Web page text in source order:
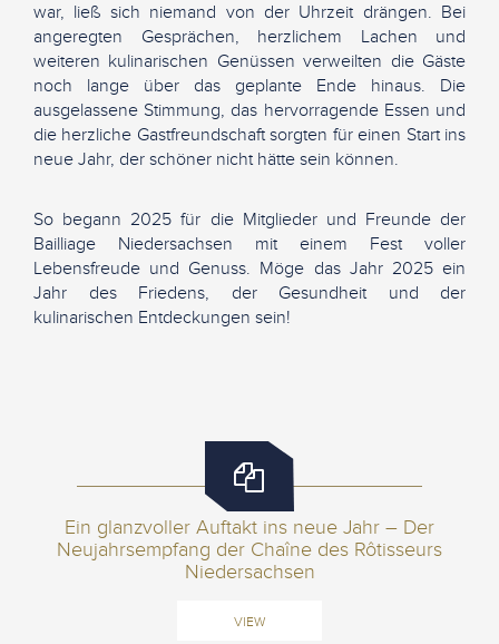
war, ließ sich niemand von der Uhrzeit drängen. Bei
angeregten Gesprächen, herzlichem Lachen und
weiteren kulinarischen Genüssen verweilten die Gäste
noch lange über das geplante Ende hinaus. Die
ausgelassene Stimmung, das hervorragende Essen und
die herzliche Gastfreundschaft sorgten für einen Start ins
neue Jahr, der schöner nicht hätte sein können.
So begann 2025 für die Mitglieder und Freunde der
Bailliage Niedersachsen mit einem Fest voller
Lebensfreude und Genuss. Möge das Jahr 2025 ein
Jahr des Friedens, der Gesundheit und der
kulinarischen Entdeckungen sein!
Ein glanzvoller Auftakt ins neue Jahr – Der
Neujahrsempfang der Chaîne des Rôtisseurs
Niedersachsen
VIEW